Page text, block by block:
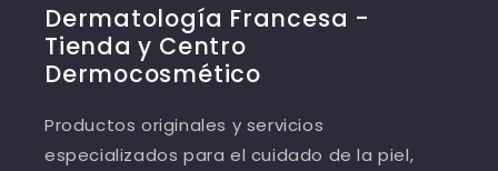
Dermatología Francesa -
Tienda y Centro
Dermocosmético
Productos originales y servicios
especializados para el cuidado de la piel,